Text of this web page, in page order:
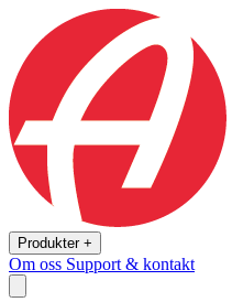
Produkter +
Om oss Support & kontakt